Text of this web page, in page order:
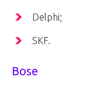
Delphi;
SKF.
Bose